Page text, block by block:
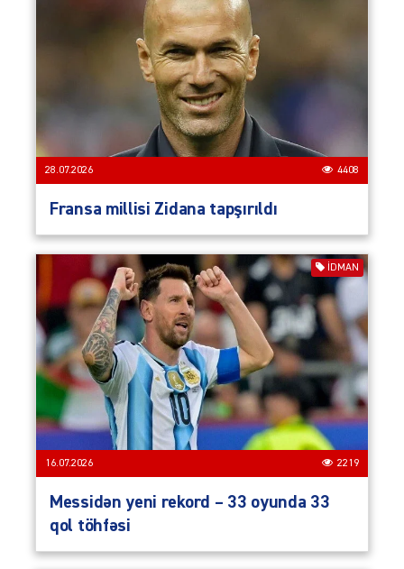
28.07.2026 4408
Fransa millisi Zidana tapşırıldı
İDMAN
16.07.2026 2219
Messidən yeni rekord – 33 oyunda 33
qol töhfəsi